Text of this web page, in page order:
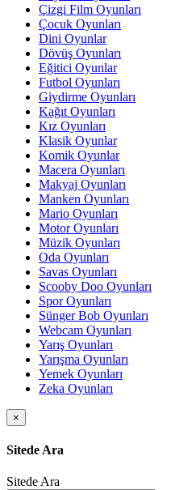
Çizgi Film Oyunları
Çocuk Oyunları
Dini Oyunlar
Dövüş Oyunları
Eğitici Oyunlar
Futbol Oyunları
Giydirme Oyunları
Kağıt Oyunları
Kız Oyunları
Klasik Oyunlar
Komik Oyunlar
Macera Oyunları
Makyaj Oyunları
Manken Oyunları
Mario Oyunları
Motor Oyunları
Müzik Oyunları
Oda Oyunları
Savas Oyunları
Scooby Doo Oyunları
Spor Oyunları
Sünger Bob Oyunları
Webcam Oyunları
Yarış Oyunları
Yarışma Oyunları
Yemek Oyunları
Zeka Oyunları
×
Sitede Ara
Sitede Ara